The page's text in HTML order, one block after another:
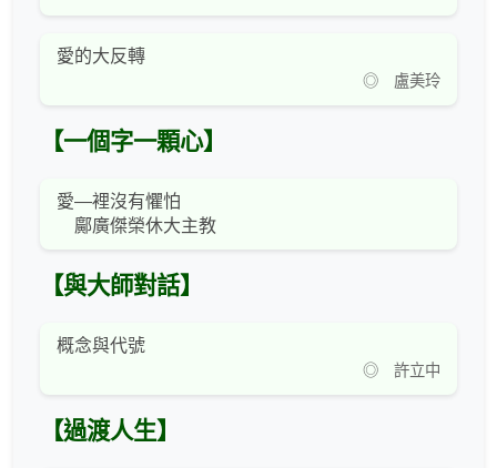
愛的大反轉
◎ 盧美玲
【一個字一顆心】
愛—裡沒有懼怕
鄺廣傑榮休大主教
【與大師對話】
概念與代號
◎ 許立中
【過渡人生】